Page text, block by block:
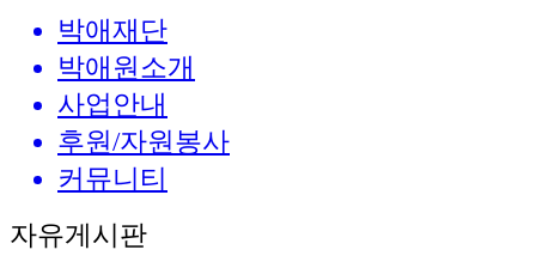
박애재단
박애원소개
사업안내
후원/자원봉사
커뮤니티
자유게시판